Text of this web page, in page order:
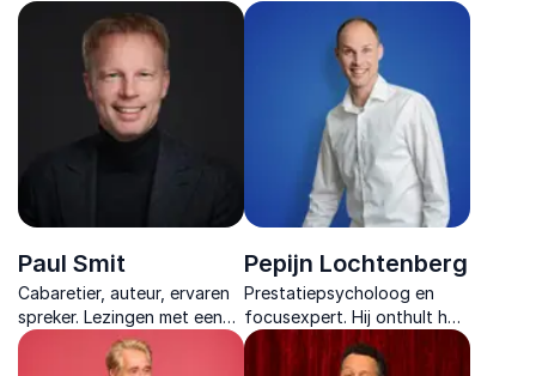
laat zien hoe veiligheid,
samenwerking en
vertrouwen de basis vormen
voor duurzame organisaties.
communicatie versterkt,
teams verbindt en
creativiteit bevordert, zelfs
in lastige situaties.
Paul Smit
Cabaretier, auteur, ervaren
spreker. Lezingen met een
unieke combinatie van
humor en inhoud over
Pepijn Lochtenberg
Prestatiepsycholoog en
focusexpert. Hij onthult hoe
focus de sleutel is tot
betere prestaties, energie